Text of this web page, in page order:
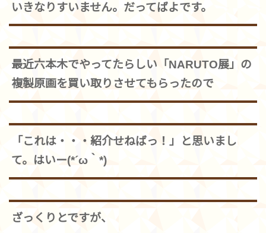
いきなりすいません。だってばよです。
最近六本木でやってたらしい「NARUTO展」の
複製原画を買い取りさせてもらったので
「これは・・・紹介せねばっ！」と思いまし
て。はいー(*´ω｀*)
ざっくりとですが、